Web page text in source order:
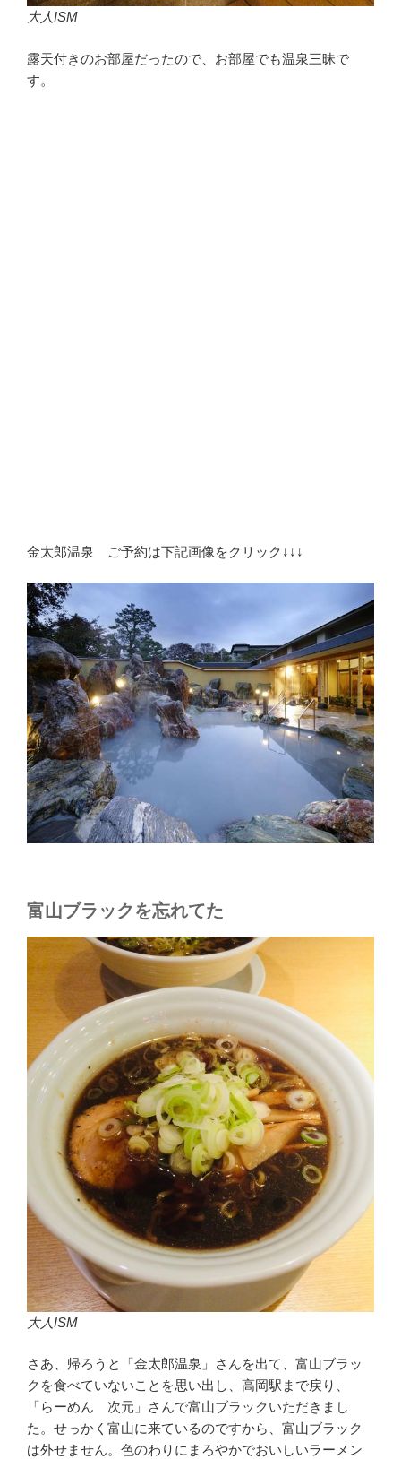
大人ISM
露天付きのお部屋だったので、お部屋でも温泉三昧で
す。
金太郎温泉 ご予約は下記画像をクリック↓↓↓
富山ブラックを忘れてた
大人ISM
さあ、帰ろうと「金太郎温泉」さんを出て、富山ブラッ
クを食べていないことを思い出し、高岡駅まで戻り、
「らーめん 次元」さんで富山ブラックいただきまし
た。せっかく富山に来ているのですから、富山ブラック
は外せません。色のわりにまろやかでおいしいラーメン